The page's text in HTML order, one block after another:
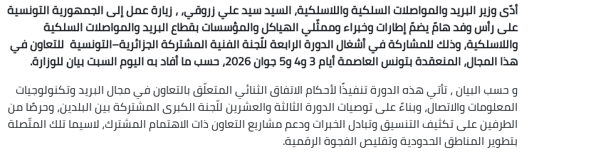
أدّى وزير البريد والمواصلات السلكية واللاسلكية، السيد سيد علي زروقي، ، زيارة عمل إلى الجمهورية التونسية
على رأس وفد هامّ يضمّ إطارات وخبراء وممثّلي الهياكل والمؤسسات بقطاع البريد والمواصلات السلكية
واللاسلكية، وذلك للمشاركة في أشغال الدورة الرابعة للّجنة الفنية المشتركة الجزائرية–التونسية للتعاون في
هذا المجال، المنعقدة بتونس العاصمة أيام 3 و4 و5 جوان 2026، حسب ما أفاد به اليوم السبت بيان للوزارة.
و حسب البيان ، تأتي هذه الدورة تنفيذًا لأحكام الاتفاق الثنائي المتعلّق بالتعاون في مجال البريد وتكنولوجيات
المعلومات والاتصال، وبناءً على توصيات الدورة الثالثة والعشرين للّجنة الكبرى المشتركة بين البلدين، وحرصًا من
الطرفين على تكثيف التنسيق وتبادل الخبرات ودعم مشاريع التعاون ذات الاهتمام المشترك، لاسيما تلك المتّصلة
بتطوير المناطق الحدودية وتقليص الفجوة الرقمية.